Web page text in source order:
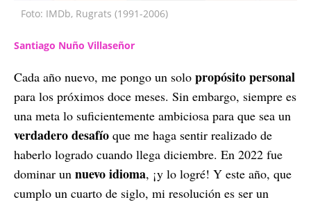
Foto: IMDb, Rugrats (1991-2006)
Santiago Nuño Villaseñor
Cada año nuevo, me pongo un solo propósito personal
para los próximos doce meses. Sin embargo, siempre es
una meta lo suficientemente ambiciosa para que sea un
verdaderodesafío que me haga sentir realizado de
haberlo logrado cuando llega diciembre. En 2022 fue
dominar un nuevo idioma, ¡y lo logré! Y este año, que
cumplo un cuarto de siglo, mi resolución es ser un